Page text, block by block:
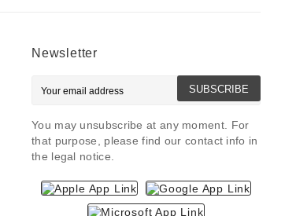
Newsletter
SUBSCRIBE
You may unsubscribe at any moment. For
that purpose, please find our contact info in
the legal notice.